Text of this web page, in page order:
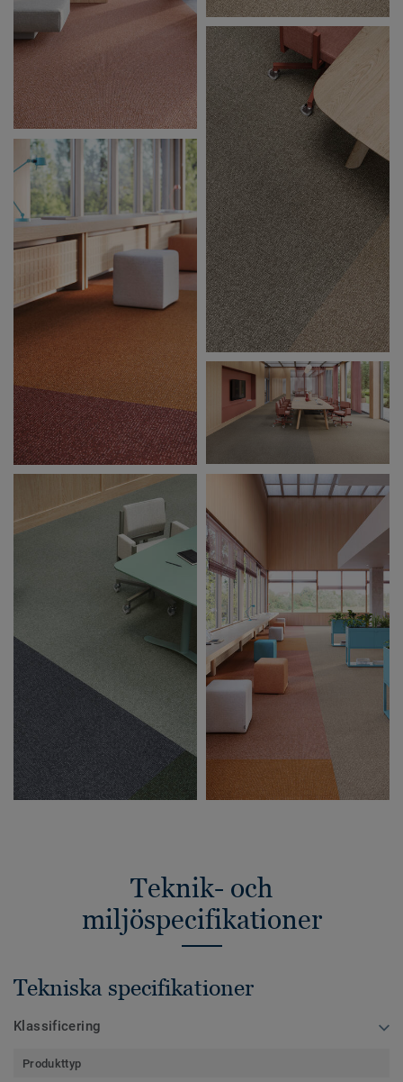
Teknik- och
miljöspecifikationer
Tekniska specifikationer
Klassificering
Produkttyp